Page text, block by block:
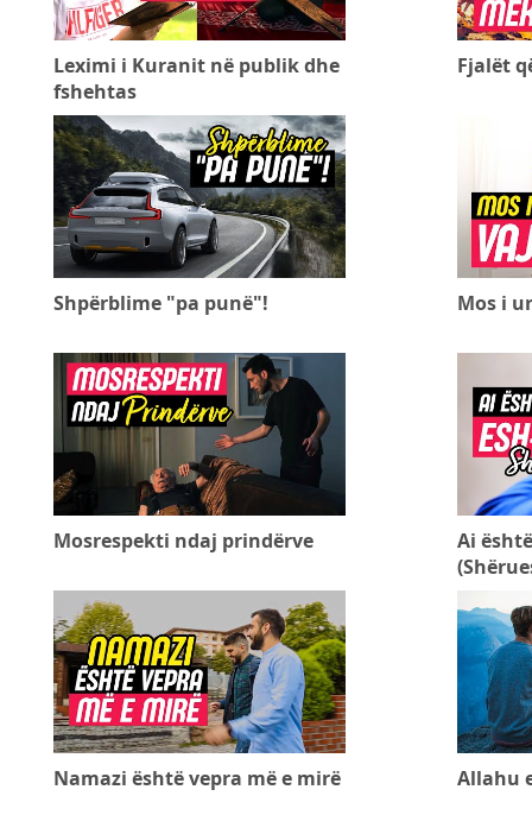
Leximi i Kuranit në publik dhe
fshehtas
Fjalët
Shpërblime "pa punë"! Mos i
Mosrespekti ndaj prindërve
Ai
Namazi është vepra më e mirë Allahu